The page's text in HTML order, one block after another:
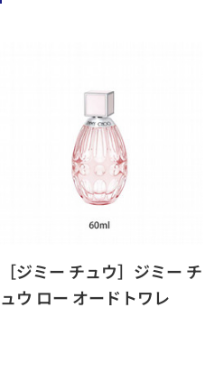
［ジミー チュウ］ジミー チ
ュウ ロー オードトワレ